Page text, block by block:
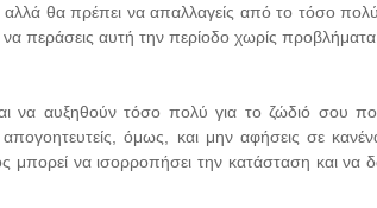
θα πρέπει να απαλλαγείς από το τόσο
περάσεις αυτή την περίοδο χωρίς προβλήματα.
να αυξηθούν τόσο πολύ για το ζώδιό σου
όμως, και μην αφήσεις σε
να ισορροπήσει την κατάσταση και να